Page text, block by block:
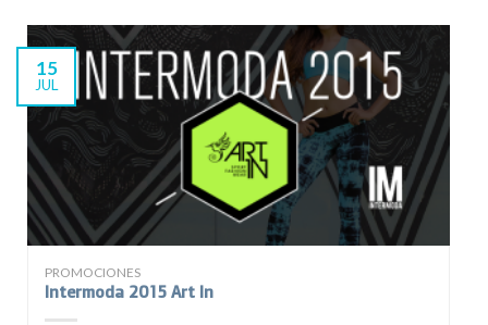
15
JUL
PROMOCIONES
Intermoda 2015 Art In